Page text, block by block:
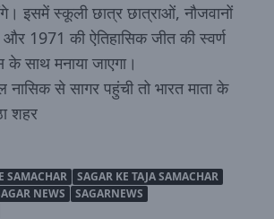
इसमें स्कूली छात्र छात्राओं, नौजवानों
और 1971 की ऐतिहासिक जीत की स्वर्ण
के साथ मनाया जाएगा।
नासिक से सागर पहुंची तो भारत माता के
शहर
SAMACHAR
SAGAR KE TAJA SAMACHAR
NEWS
SAGARNEWS